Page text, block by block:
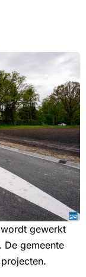
gewerkt
De gemeente